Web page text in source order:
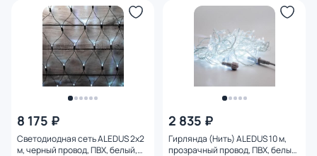
8 175 ₽
Светодиодная сеть ALEDUS 2х2
м, черный провод, ПВХ, белый,
2 835 ₽
Гирлянда (Нить) ALEDUS 10 м,
прозрачный провод, ПВХ, белый,